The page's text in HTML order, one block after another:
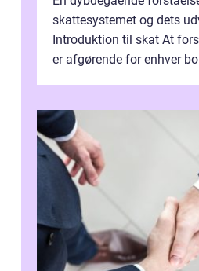
skattesystemet og dets
Introduktion til skat At
er afgørende for enhver